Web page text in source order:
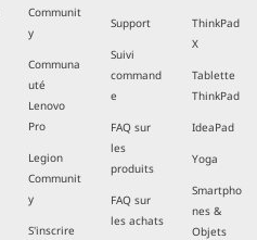
Communit
y
Communa
uté
Lenovo
Pro
Legion
Communit
y
S'inscrire
Support
Suivi
command
e
FAQ sur
les
produits
FAQ sur
les achats
ThinkPad
X
Tablette
ThinkPad
IdeaPad
Yoga
Smartpho
nes &
Objets